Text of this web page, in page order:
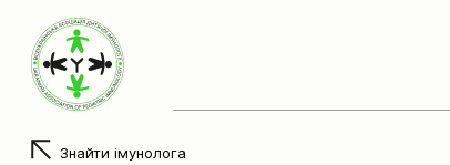
Знайти імунолога